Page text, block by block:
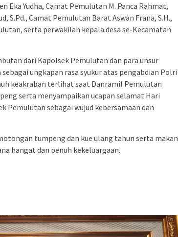
Yudha, Camat Pemulutan M. Panca Rahmat,
S.Pd., Camat Pemulutan Barat Aswan Frana, S.H.,
serta perwakilan kepala desa se-Kecamatan
dari Kapolsek Pemulutan dan para unsur
ungkapan rasa syukur atas pengabdian Polri
keakraban terlihat saat Danramil Pemulutan
serta menyampaikan ucapan selamat Hari
Pemulutan sebagai wujud kebersamaan dan
tumpeng dan kue ulang tahun serta makan
hangat dan penuh kekeluargaan.